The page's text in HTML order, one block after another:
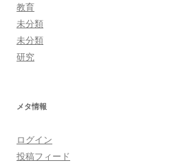
教育
未分類
未分類
研究
メタ情報
ログイン
投稿フィード